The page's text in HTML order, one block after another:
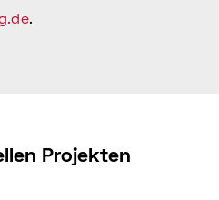
.
Projekten